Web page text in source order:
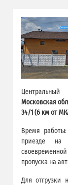
Московская
34/1 (6 км от
Время
приезде на
пропуска на
Для отгрузки